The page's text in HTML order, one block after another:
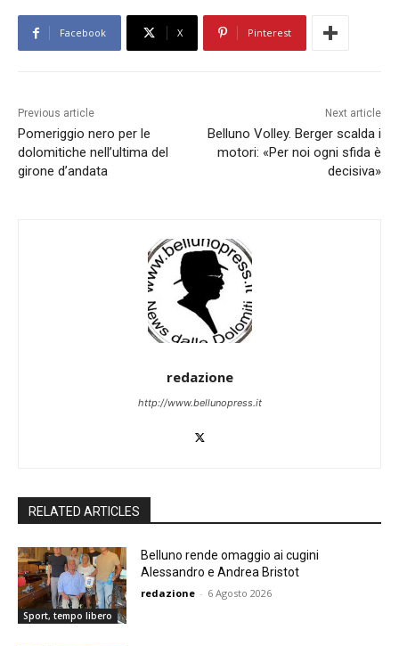
Facebook X Pinterest
Previous article
Pomeriggio nero per le
dolomitiche nell’ultima del
girone d’andata
Next article
Belluno Volley. Berger scalda i
motori: «Per noi ogni sfida è
decisiva»
redazione
http://www.bellunopress.it
RELATED ARTICLES
Sport, tempo libero
Belluno rende omaggio ai cugini
Alessandro e Andrea Bristot
redazione - 6 Agosto 2026